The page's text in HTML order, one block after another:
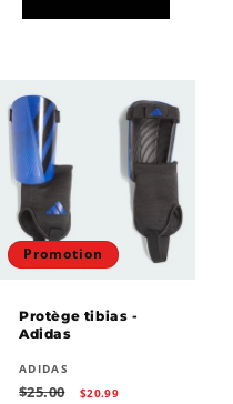
Promotion
Protège tibias -
Adidas
Fournisseur :
ADIDAS
Prix
$25.00
Prix
$20.99